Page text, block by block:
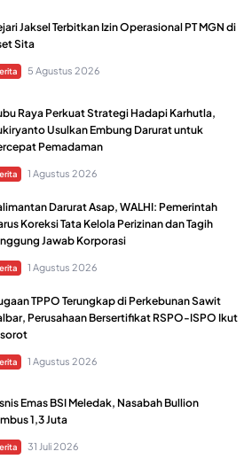
Jaksel Terbitkan Izin Operasional PT MGN di
Sita
5 Agustus 2026
Raya Perkuat Strategi Hadapi Karhutla,
Usulkan Embung Darurat untuk
Pemadaman
1 Agustus 2026
Darurat Asap, WALHI: Pemerintah
Koreksi Tata Kelola Perizinan dan Tagih
Jawab Korporasi
1 Agustus 2026
TPPO Terungkap di Perkebunan Sawit
Perusahaan Bersertifikat RSPO-ISPO Ikut
1 Agustus 2026
Emas BSI Meledak, Nasabah Bullion
1,3 Juta
31 Juli 2026